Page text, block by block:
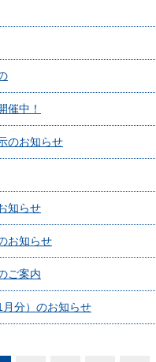
催中！
のお知らせ
知らせ
お知らせ
ご案内
月分）のお知らせ